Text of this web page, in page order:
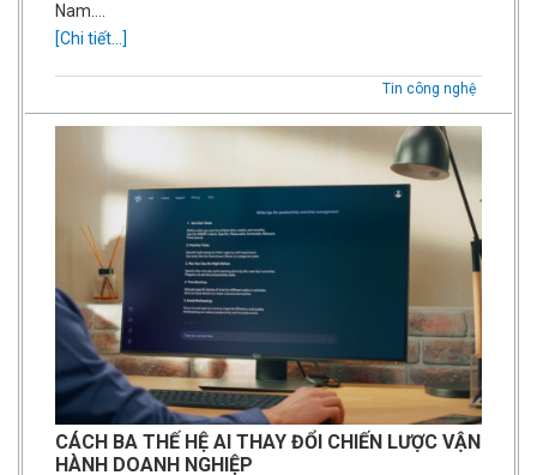
Nam….
[Chi tiết...]
Tin công nghệ
CÁCH BA THẾ HỆ AI THAY ĐỔI CHIẾN LƯỢC VẬN
HÀNH DOANH NGHIỆP